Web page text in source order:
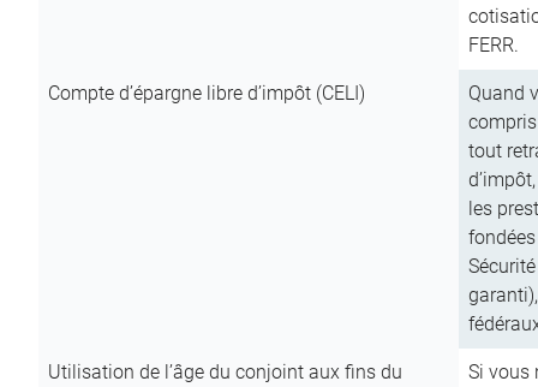
FERR.
Compte d’épargne libre d’impôt (CELI)
Quand
tout
les
Utilisation de l’âge du conjoint aux fins du
Si vous